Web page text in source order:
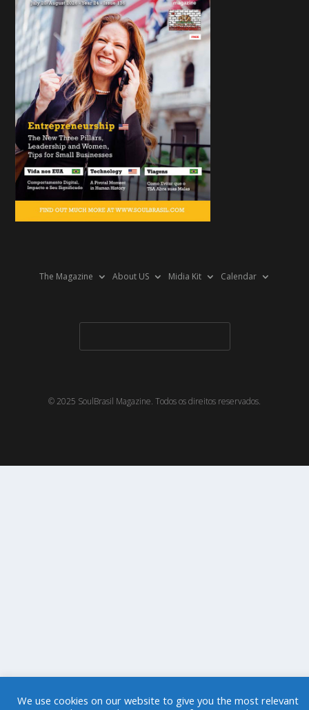
The Magazine About US Midia Kit Calendar
© 2025 SoulBrasil Magazine. Todos os direitos reservados.
We use cookies on our website to give you the most relevant